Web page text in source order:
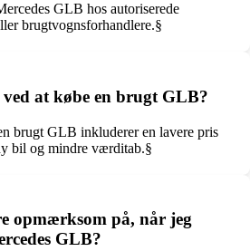
GLB hos autoriserede
brugtvognsforhandlere.§
at købe en brugt GLB?
brugt GLB inkluderer en lavere pris
bil og mindre værditab.§
opmærksom på, når jeg
GLB?